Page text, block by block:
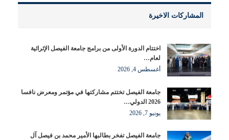
المشاركات الاخيرة
اختتام الدورة الأولى من برامج جامعة الفيصل الإثرائية
لعام…
أغسطس 4, 2026
جامعة الفيصل تختتم مشاركتها في مؤتمر ومعرض نافسا
2026 الدولي…
يونيو 7, 2026
جامعة الفيصل تفخر بطالبها الأمير محمد بن فيصل آل